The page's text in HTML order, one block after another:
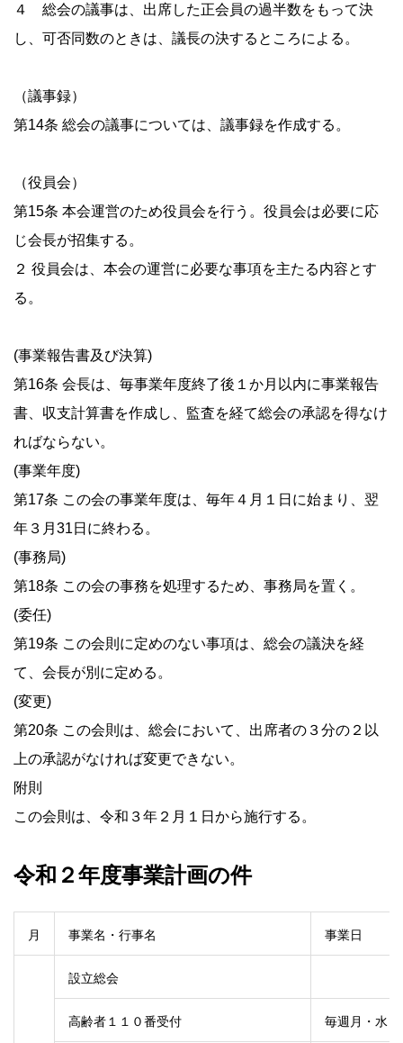
４ 総会の議事は、出席した正会員の過半数をもって決
し、可否同数のときは、議長の決するところによる。
（議事録）
第14条 総会の議事については、議事録を作成する。
（役員会）
第15条 本会運営のため役員会を行う。役員会は必要に応
じ会長が招集する。
２ 役員会は、本会の運営に必要な事項を主たる内容とす
る。
(事業報告書及び決算)
第16条 会長は、毎事業年度終了後１か月以内に事業報告
書、収支計算書を作成し、監査を経て総会の承認を得なけ
ればならない。
(事業年度)
第17条 この会の事業年度は、毎年４月１日に始まり、翌
年３月31日に終わる。
(事務局)
第18条 この会の事務を処理するため、事務局を置く。
(委任)
第19条 この会則に定めのない事項は、総会の議決を経
て、会長が別に定める。
(変更)
第20条 この会則は、総会において、出席者の３分の２以
上の承認がなければ変更できない。
附則
この会則は、令和３年２月１日から施行する。
令和２年度事業計画の件
月 事業名・行事名 事業日
設立総会
高齢者１１０番受付 毎週月・水・